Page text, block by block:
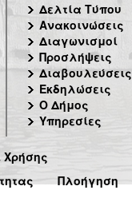
Δελτία Τύπου
Ανακοινώσεις
Διαγωνισμοί
Προσλήψεις
Διαβουλεύσεις
Εκδηλώσεις
Ο Δήμος
Υπηρεσίες
Χρήσης
Πλοήγηση